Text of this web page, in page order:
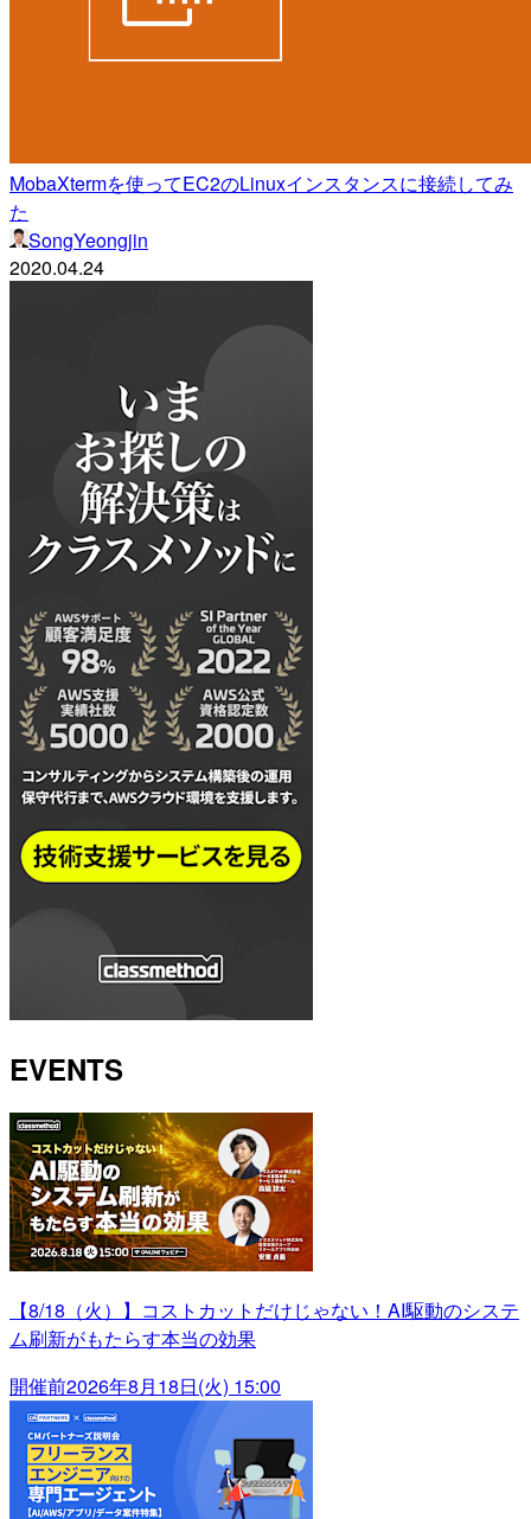
MobaXtermを使ってEC2のLinuxインスタンスに接続してみ
た
SongYeongjin
2020.04.24
EVENTS
【8/18（火）】コストカットだけじゃない！AI駆動のシステ
ム刷新がもたらす本当の効果
開催前2026年8月18日(火) 15:00